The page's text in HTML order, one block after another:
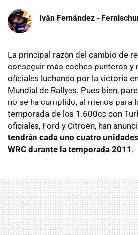
Iván Fernández -
La principal razón del cambio de
conseguir más coches punteros y
oficiales luchando por la victoria
Mundial de Rallyes. Pues bien,
no se ha cumplido, al menos para
temporada de los 1.600cc con
oficiales, Ford y Citroën, han
tendrán cada uno cuatro
WRC durante la temporada 2011 .